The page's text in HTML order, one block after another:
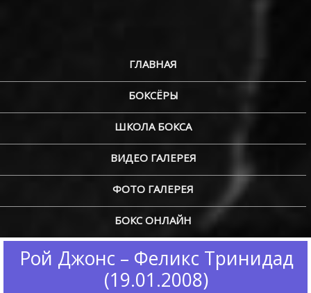
ГЛАВНАЯ
БОКСЁРЫ
ШКОЛА БОКСА
ВИДЕО ГАЛЕРЕЯ
ФОТО ГАЛЕРЕЯ
БОКС ОНЛАЙН
Рой Джонс – Феликс Тринидад
(19.01.2008)